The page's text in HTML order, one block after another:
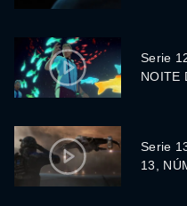
Serie
NOITE
Serie
13,